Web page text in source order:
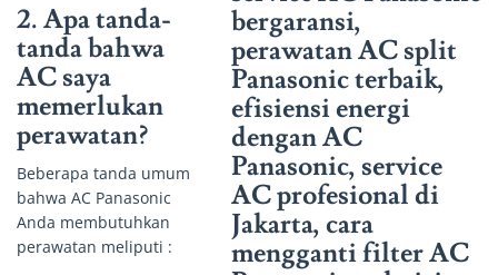
2. Apa tanda-
tanda bahwa
AC saya
memerlukan
perawatan?
Beberapa tanda umum
bahwa AC Panasonic
Anda membutuhkan
perawatan meliputi :